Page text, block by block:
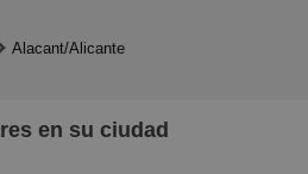
Alacant/Alicante
en su ciudad